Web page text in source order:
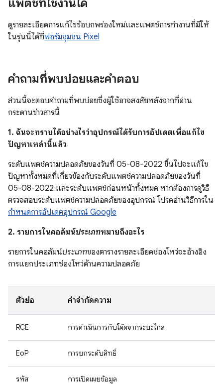
แพตช์ที่ใช้งานได้
ดูรายละเอียดการแก้ไขข้อบกพร่องใหม่และแพตช์การทํางานที่มีให้
ในรุ่นนี้ได้ที่ฟอรัมชุมชน Pixel
คำถามที่พบบ่อยและคำตอบ
ส่วนนี้จะตอบคำถามที่พบบ่อยซึ่งผู้ใช้อาจสงสัยหลังจากที่อ่าน
กระดานข่าวสารนี้
1. ฉันจะทราบได้อย่างไรว่าอุปกรณ์ได้รับการอัปเดตเพื่อแก้ไข
ปัญหาเหล่านี้แล้ว
ระดับแพตช์ความปลอดภัยของวันที่ 05-08-2022 ขึ้นไปจะแก้ไข
ปัญหาทั้งหมดที่เกี่ยวข้องกับระดับแพตช์ความปลอดภัยของวันที่
05-08-2022 และระดับแพตช์ก่อนหน้าทั้งหมด หากต้องการดูวิธี
ตรวจสอบระดับแพตช์ความปลอดภัยของอุปกรณ์ โปรดอ่านวิธีการใน
กำหนดการอัปเดตอุปกรณ์ Google
2. รายการในคอลัมน์ประเภทหมายถึงอะไร
รายการในคอลัมน์ประเภทของตารางรายละเอียดช่องโหว่จะอ้างอิง
การแยกประเภทช่องโหว่ด้านความปลอดภัย
ตัวย่อ คำจำกัดความ
RCE การดำเนินการกับโค้ดจากระยะไกล
EoP การยกระดับสิทธิ์
รหัส การเปิดเผยข้อมูล